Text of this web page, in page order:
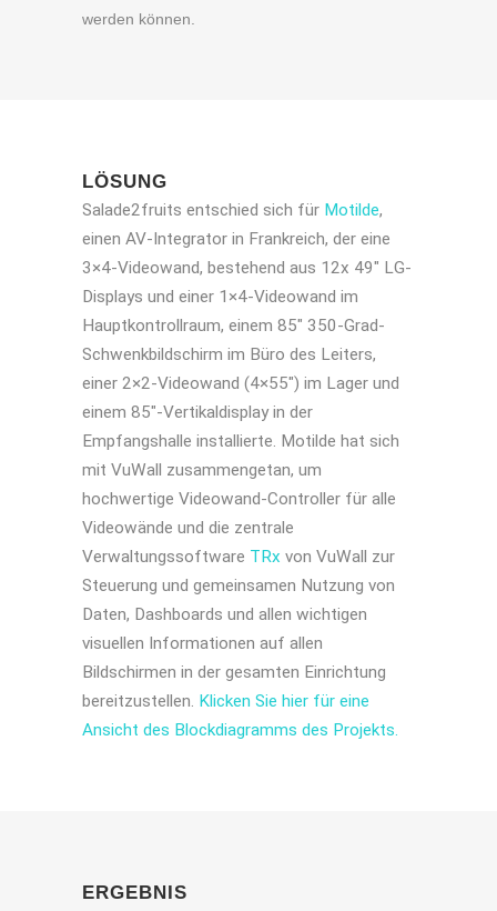
werden können.
LÖSUNG
Salade2fruits entschied sich für Motilde,
einen AV-Integrator in Frankreich, der eine
3×4-Videowand, bestehend aus 12x 49" LG-
Displays und einer 1×4-Videowand im
Hauptkontrollraum, einem 85" 350-Grad-
Schwenkbildschirm im Büro des Leiters,
einer 2×2-Videowand (4×55") im Lager und
einem 85"-Vertikaldisplay in der
Empfangshalle installierte. Motilde hat sich
mit VuWall zusammengetan, um
hochwertige Videowand-Controller für alle
Videowände und die zentrale
Verwaltungssoftware TRx von VuWall zur
Steuerung und gemeinsamen Nutzung von
Daten, Dashboards und allen wichtigen
visuellen Informationen auf allen
Bildschirmen in der gesamten Einrichtung
bereitzustellen. Klicken Sie hier für eine
Ansicht des Blockdiagramms des Projekts.
ERGEBNIS